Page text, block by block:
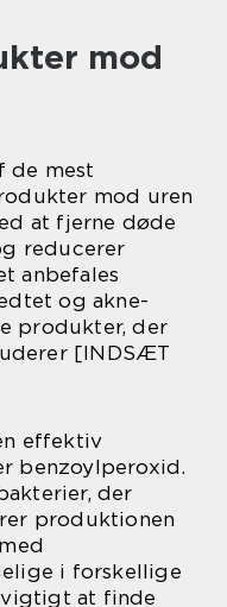
mod
de mest
mod uren
at fjerne døde
reducerer
anbefales
og akne-
produkter, der
[INDSÆT
effektiv
benzoylperoxid.
der
produktionen
i forskellige
at finde